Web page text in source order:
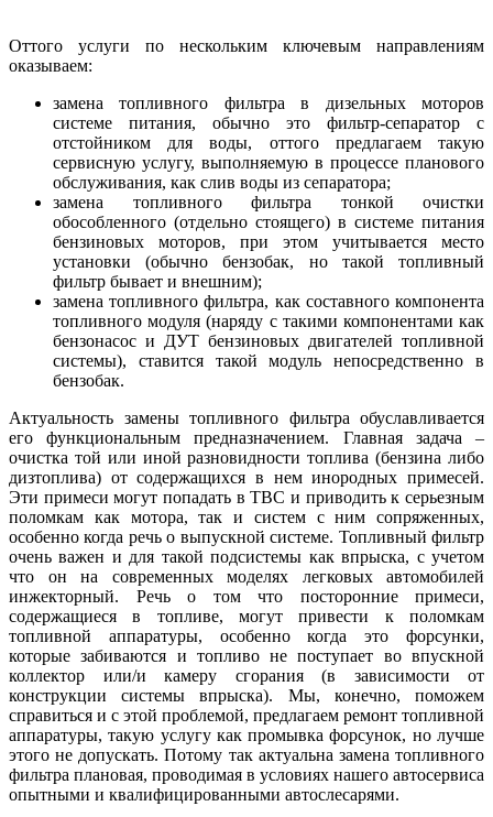
Оттого услуги по нескольким ключевым направлениям
оказываем:
замена топливного фильтра в дизельных моторов
системе питания, обычно это фильтр-сепаратор с
отстойником для воды, оттого предлагаем такую
сервисную услугу, выполняемую в процессе планового
обслуживания, как слив воды из сепаратора;
замена топливного фильтра тонкой очистки
обособленного (отдельно стоящего) в системе питания
бензиновых моторов, при этом учитывается место
установки (обычно бензобак, но такой топливный
фильтр бывает и внешним);
замена топливного фильтра, как составного компонента
топливного модуля (наряду с такими компонентами как
бензонасос и ДУТ бензиновых двигателей топливной
системы), ставится такой модуль непосредственно в
бензобак.
Актуальность замены топливного фильтра обуславливается
его функциональным предназначением. Главная задача –
очистка той или иной разновидности топлива (бензина либо
дизтоплива) от содержащихся в нем инородных примесей.
Эти примеси могут попадать в ТВС и приводить к серьезным
поломкам как мотора, так и систем с ним сопряженных,
особенно когда речь о выпускной системе. Топливный фильтр
очень важен и для такой подсистемы как впрыска, с учетом
что он на современных моделях легковых автомобилей
инжекторный. Речь о том что посторонние примеси,
содержащиеся в топливе, могут привести к поломкам
топливной аппаратуры, особенно когда это форсунки,
которые забиваются и топливо не поступает во впускной
коллектор или/и камеру сгорания (в зависимости от
конструкции системы впрыска). Мы, конечно, поможем
справиться и с этой проблемой, предлагаем ремонт топливной
аппаратуры, такую услугу как промывка форсунок, но лучше
этого не допускать. Потому так актуальна замена топливного
фильтра плановая, проводимая в условиях нашего автосервиса
опытными и квалифицированными автослесарями.